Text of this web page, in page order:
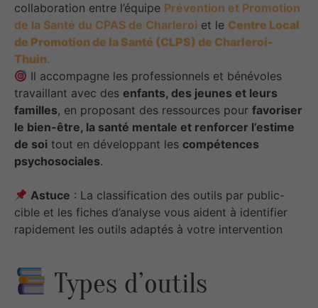
collaboration entre l’équipe Prévention et Promotion
de la Santé du CPAS de Charleroi et le Centre Local
de Promotion de la Santé (CLPS) de Charleroi-
Thuin.
Il accompagne les professionnels et bénévoles
travaillant avec des enfants, des jeunes et leurs
familles, en proposant des ressources pour favoriser
le bien-être, la santé mentale et renforcer l’estime
de soi tout en développant les compétences
psychosociales.
Astuce : La classification des outils par public-
cible et les fiches d’analyse vous aident à identifier
rapidement les outils adaptés à votre intervention
Types d’outils